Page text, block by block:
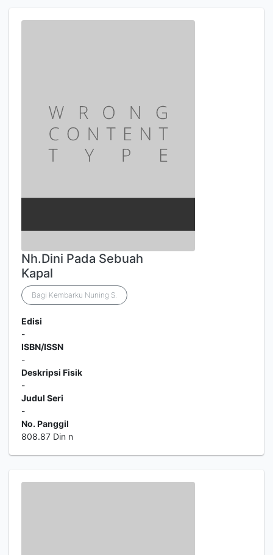
Nh.Dini Pada Sebuah
Kapal
Bagi Kembarku Nuning S.
Edisi
-
ISBN/ISSN
-
Deskripsi Fisik
-
Judul Seri
-
No. Panggil
808.87 Din n